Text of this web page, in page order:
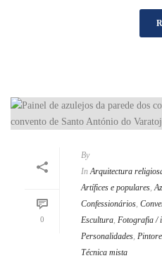
0
By
In Arquitectura
Artífices e populares,
Confessionários,
Escultura, Fotografia /
Personalidades,
Técnica mista